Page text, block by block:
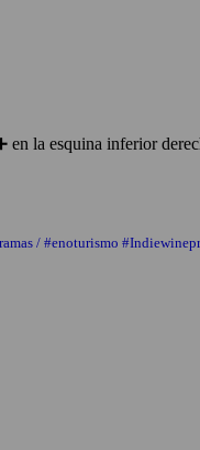
la esquina inferior
/ #enoturismo